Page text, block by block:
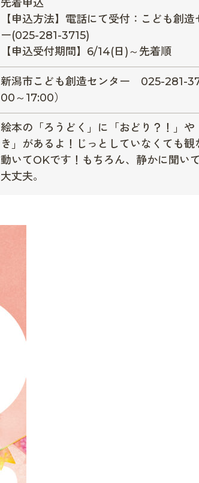
先着申込
【申込方法】電話にて受付：こども創造
ー(025-281-3715)
【申込受付期間】6/14(日)～先着順
新潟市こども創造センター 025-281-
00～17:00）
絵本の「ろうどく」に「おどり？！」や
き」があるよ！じっとしていなくても観
動いてOKです！もちろん、静かに聞い
大丈夫。